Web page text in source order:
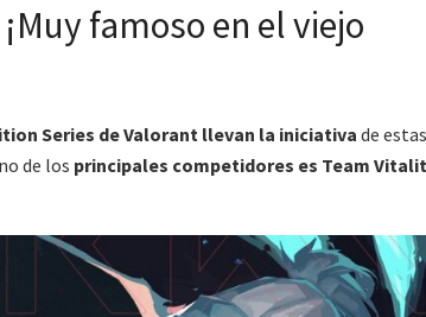
famoso en el viejo
Series de Valorant llevan la iniciativa de estas
de los principales competidores es Team